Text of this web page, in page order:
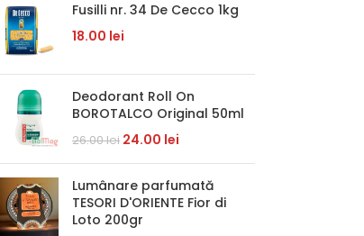
Fusilli nr. 34 De Cecco 1kg
18.00 lei
Deodorant Roll On
BOROTALCO Original 50ml
26.00lei 24.00 lei
Lumânare parfumată
TESORI D'ORIENTE Fior di
Loto 200gr